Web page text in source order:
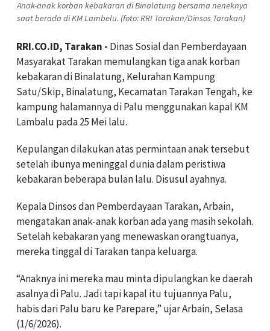
Anak-anak korban kebakaran di Binalatung bersama neneknya
saat berada di KM Lambelu. (foto: RRI Tarakan/Dinsos Tarakan)
RRI.CO.ID, Tarakan - Dinas Sosial dan Pemberdayaan
Masyarakat Tarakan memulangkan tiga anak korban
kebakaran di Binalatung, Kelurahan Kampung
Satu/Skip, Binalatung, Kecamatan Tarakan Tengah, ke
kampung halamannya di Palu menggunakan kapal KM
Lambalu pada 25 Mei lalu.
Kepulangan dilakukan atas permintaan anak tersebut
setelah ibunya meninggal dunia dalam peristiwa
kebakaran beberapa bulan lalu. Disusul ayahnya.
Kepala Dinsos dan Pemberdayaan Tarakan, Arbain,
mengatakan anak-anak korban ada yang masih sekolah.
Setelah kebakaran yang menewaskan orangtuanya,
mereka tinggal di Tarakan tanpa keluarga.
“Anaknya ini mereka mau minta dipulangkan ke daerah
asalnya di Palu. Jadi tapi kapal itu tujuannya Palu,
habis dari Palu baru ke Parepare,” ujar Arbain, Selasa
(1/6/2026).